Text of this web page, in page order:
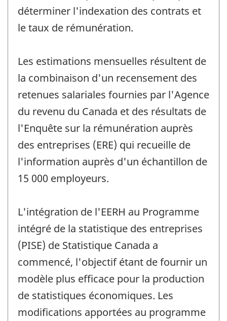
déterminer l'indexation des contrats et
le taux de rémunération.
Les estimations mensuelles résultent de
la combinaison d'un recensement des
retenues salariales fournies par l'Agence
du revenu du Canada et des résultats de
l'Enquête sur la rémunération auprès
des entreprises (ERE) qui recueille de
l'information auprès d'un échantillon de
15 000 employeurs.
L'intégration de l'EERH au Programme
intégré de la statistique des entreprises
(PISE) de Statistique Canada a
commencé, l'objectif étant de fournir un
modèle plus efficace pour la production
de statistiques économiques. Les
modifications apportées au programme